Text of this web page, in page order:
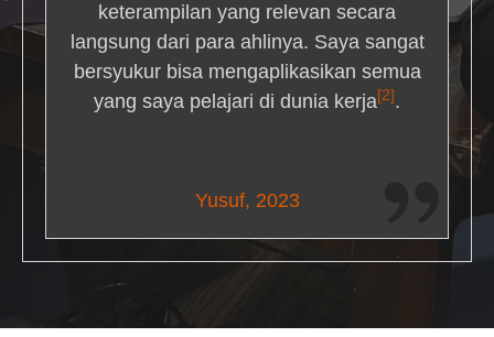
keterampilan yang relevan secara
langsung dari para ahlinya. Saya sangat
bersyukur bisa mengaplikasikan semua
yang saya pelajari di dunia kerja[2] .
Yusuf, 2023